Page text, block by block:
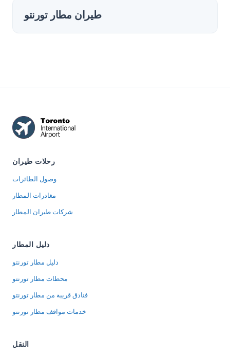
طيران مطار تورنتو
رحلات طيران
وصول الطائرات
مغادرات المطار
شركات طيران المطار
دليل المطار
دليل مطار تورنتو
محطات مطار تورنتو
فنادق قريبة من مطار تورنتو
خدمات مواقف مطار تورنتو
النقل